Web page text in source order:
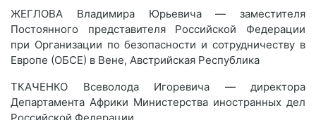
ЖЕГЛОВА Владимира Юрьевича — заместителя
Постоянного представителя Российской Федерации
при Организации по безопасности и сотрудничеству в
Европе (ОБСЕ) в Вене, Австрийская Республика
ТКАЧЕНКО Всеволода Игоревича — директора
Департамента Африки Министерства иностранных дел